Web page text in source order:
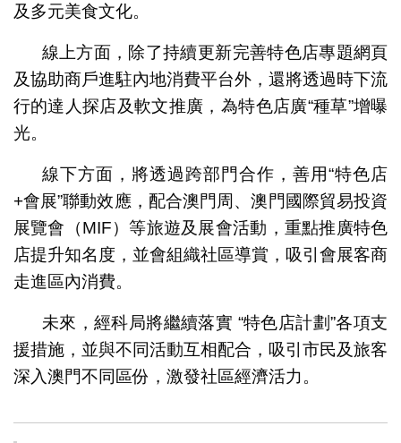
及多元美食文化。
線上方面，除了持續更新完善特色店專題網頁
及協助商戶進駐內地消費平台外，還將透過時下流
行的達人探店及軟文推廣，為特色店廣“種草”增曝
光。
線下方面，將透過跨部門合作，善用“特色店
+會展”聯動效應，配合澳門周、澳門國際貿易投資
展覽會（MIF）等旅遊及展會活動，重點推廣特色
店提升知名度，並會組織社區導賞，吸引會展客商
走進區內消費。
未來，經科局將繼續落實 “特色店計劃”各項支
援措施，並與不同活動互相配合，吸引市民及旅客
深入澳門不同區份，激發社區經濟活力。